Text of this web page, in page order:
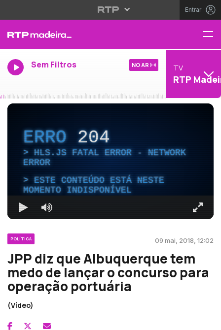
Entrar
Sem Filtros NO AR TV
RTP
ERRO204
HLS.JS FATAL ERROR - NETWORK
ERROR
ESTE CONTEÚDO ESTÁ NESTE
MOMENTO INDISPONÍVEL
POLÍTICA 09 mai, 2018, 12:02
JPP diz que Albuquerque tem
medo de lançar o concurso para
operação portuária
(Vídeo)